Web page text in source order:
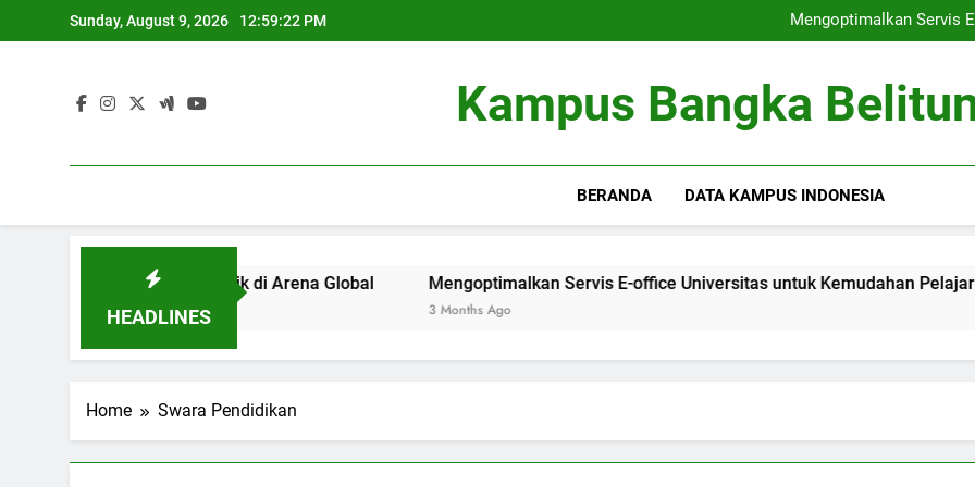
to
Sunday, August 9, 2026 12:59:22 PM
Mengoptimalkan Servis
Optimalisasi
Mengoptimalkan Servis
Optimalisasi
Kampus Bangka
BERANDA DATA KAMPUS INDONESIA
HEADLINES
Universitas Terbaik di Arena Global Mengoptimalkan Servis E-office Universitas untuk Kemudahan Pelajar
3 Months Ago
Home Swara Pendidikan